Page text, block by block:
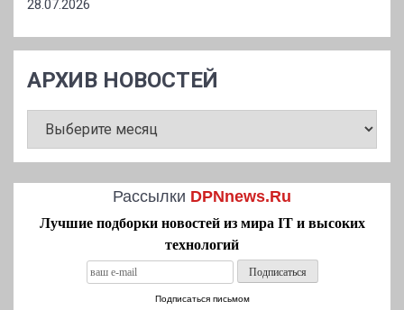
28.07.2026
АРХИВ НОВОСТЕЙ
НОВОСТЕЙ
Рассылки DPNnews.Ru
Лучшие подборки новостей из мира IT и высоких
технологий
Подписаться письмом